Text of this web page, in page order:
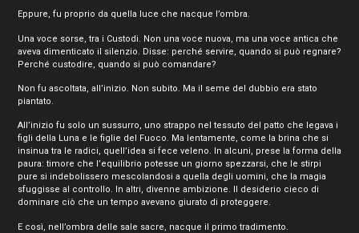
Eppure, fu proprio da quella luce che nacque l’ombra.
Una voce sorse, tra i Custodi. Non una voce nuova, ma una voce antica che
aveva dimenticato il silenzio. Disse: perché servire, quando si può regnare?
Perché custodire, quando si può comandare?
Non fu ascoltata, all’inizio. Non subito. Ma il seme del dubbio era stato
piantato.
All’inizio fu solo un sussurro, uno strappo nel tessuto del patto che legava i
figli della Luna e le figlie del Fuoco. Ma lentamente, come la brina che si
insinua tra le radici, quell’idea si fece veleno. In alcuni, prese la forma della
paura: timore che l’equilibrio potesse un giorno spezzarsi, che le stirpi
pure si indebolissero mescolandosi a quella degli uomini, che la magia
sfuggisse al controllo. In altri, divenne ambizione. Il desiderio cieco di
dominare ciò che un tempo avevano giurato di proteggere.
E così, nell’ombra delle sale sacre, nacque il primo tradimento.